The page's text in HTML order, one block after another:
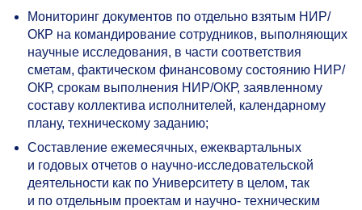
Мониторинг документов по отдельно взятым НИР/
ОКР на командирование сотрудников, выполняющих
научные исследования, в части соответствия
сметам, фактическом финансовому состоянию НИР/
ОКР, срокам выполнения НИР/ОКР, заявленному
составу коллектива исполнителей, календарному
плану, техническому заданию;
Составление ежемесячных, ежеквартальных
и годовых отчетов о научно-исследовательской
деятельности как по Университету в целом, так
и по отдельным проектам и научно- техническим